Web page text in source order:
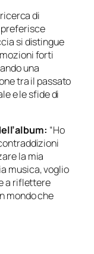
di
si distingue
forti
una
tra il passato
e le sfide di
“Ho
la mia
musica, voglio
a riflettere
mondo che